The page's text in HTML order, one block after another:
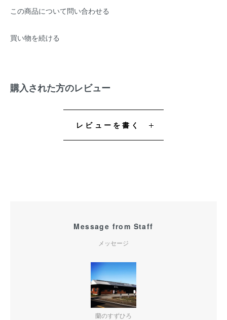
この商品について問い合わせる
買い物を続ける
購入された方のレビュー
レビューを書く
Message from Staff
メッセージ
蘭のすずひろ